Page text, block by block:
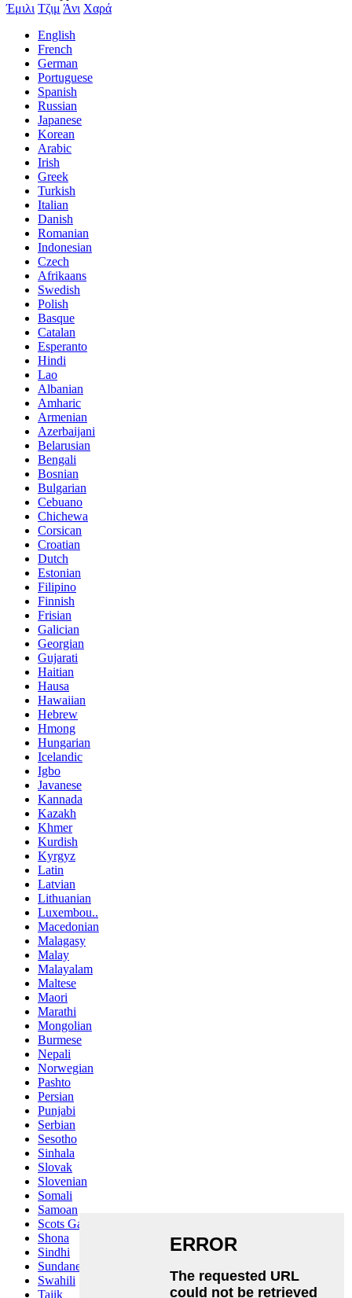
Έμιλι Τζιμ Άνι Χαρά
English
French
German
Portuguese
Spanish
Russian
Japanese
Korean
Arabic
Irish
Greek
Turkish
Italian
Danish
Romanian
Indonesian
Czech
Afrikaans
Swedish
Polish
Basque
Catalan
Esperanto
Hindi
Lao
Albanian
Amharic
Armenian
Azerbaijani
Belarusian
Bengali
Bosnian
Bulgarian
Cebuano
Chichewa
Corsican
Croatian
Dutch
Estonian
Filipino
Finnish
Frisian
Galician
Georgian
Gujarati
Haitian
Hausa
Hawaiian
Hebrew
Hmong
Hungarian
Icelandic
Igbo
Javanese
Kannada
Kazakh
Khmer
Kurdish
Kyrgyz
Latin
Latvian
Lithuanian
Luxembou..
Macedonian
Malagasy
Malay
Malayalam
Maltese
Maori
Marathi
Mongolian
Burmese
Nepali
Norwegian
Pashto
Persian
Punjabi
Serbian
Sesotho
Sinhala
Slovak
Slovenian
Somali
Samoan
Scots Gaelic
Shona
Sindhi
Sundanese
Swahili
Tajik